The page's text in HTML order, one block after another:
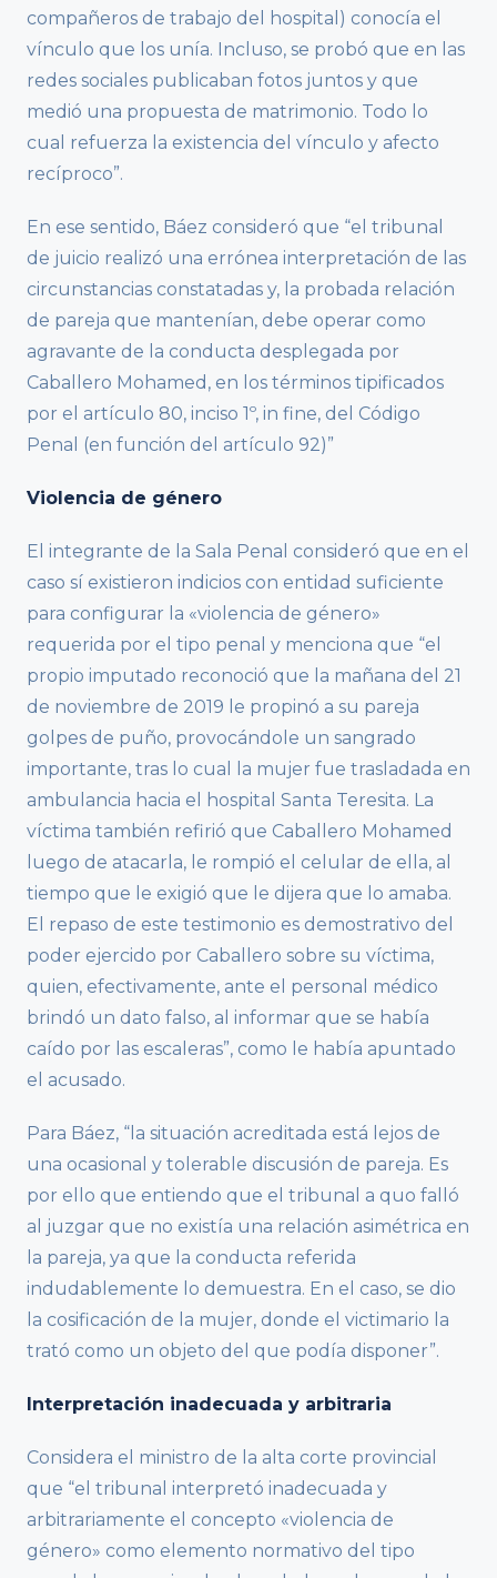
compañeros de trabajo del hospital) conocía el
vínculo que los unía. Incluso, se probó que en las
redes sociales publicaban fotos juntos y que
medió una propuesta de matrimonio. Todo lo
cual refuerza la existencia del vínculo y afecto
recíproco”.
En ese sentido, Báez consideró que “el tribunal
de juicio realizó una errónea interpretación de las
circunstancias constatadas y, la probada relación
de pareja que mantenían, debe operar como
agravante de la conducta desplegada por
Caballero Mohamed, en los términos tipificados
por el artículo 80, inciso 1º, in fine, del Código
Penal (en función del artículo 92)”
Violencia de género
El integrante de la Sala Penal consideró que en el
caso sí existieron indicios con entidad suficiente
para configurar la «violencia de género»
requerida por el tipo penal y menciona que “el
propio imputado reconoció que la mañana del 21
de noviembre de 2019 le propinó a su pareja
golpes de puño, provocándole un sangrado
importante, tras lo cual la mujer fue trasladada en
ambulancia hacia el hospital Santa Teresita. La
víctima también refirió que Caballero Mohamed
luego de atacarla, le rompió el celular de ella, al
tiempo que le exigió que le dijera que lo amaba.
El repaso de este testimonio es demostrativo del
poder ejercido por Caballero sobre su víctima,
quien, efectivamente, ante el personal médico
brindó un dato falso, al informar que se había
caído por las escaleras”, como le había apuntado
el acusado.
Para Báez, “la situación acreditada está lejos de
una ocasional y tolerable discusión de pareja. Es
por ello que entiendo que el tribunal a quo falló
al juzgar que no existía una relación asimétrica en
la pareja, ya que la conducta referida
indudablemente lo demuestra. En el caso, se dio
la cosificación de la mujer, donde el victimario la
trató como un objeto del que podía disponer”.
Interpretación inadecuada y arbitraria
Considera el ministro de la alta corte provincial
que “el tribunal interpretó inadecuada y
arbitrariamente el concepto «violencia de
género» como elemento normativo del tipo